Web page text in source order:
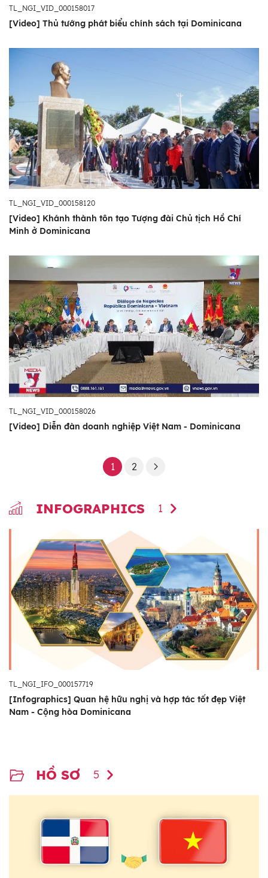
TL_NGI_VID_000158017
[Video] Thủ tướng phát biểu chính sách tại Dominicana
TL_NGI_VID_000158120
[Video] Khánh thành tôn tạo Tượng đài Chủ tịch Hồ Chí
Minh ở Dominicana
TL_NGI_VID_000158026
[Video] Diễn đàn doanh nghiệp Việt Nam - Dominicana
1 2
INFOGRAPHICS 1
TL_NGI_IFO_000157719
[Infographics] Quan hệ hữu nghị và hợp tác tốt đẹp Việt
Nam - Cộng hòa Dominicana
HỒ SƠ 5